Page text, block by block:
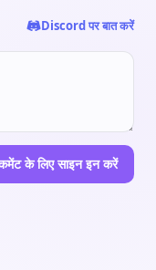
Discord पर बात करें
के लिए साइन इन करें